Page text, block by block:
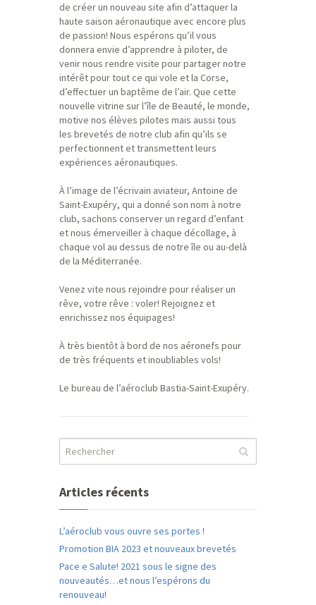
de créer un nouveau site afin d’attaquer la
haute saison aéronautique avec encore plus
de passion! Nous espérons qu’il vous
donnera envie d’apprendre à piloter, de
venir nous rendre visite pour partager notre
intérêt pour tout ce qui vole et la Corse,
d’effectuer un baptême de l’air. Que cette
nouvelle vitrine sur l’île de Beauté, le monde,
motive nos élèves pilotes mais aussi tous
les brevetés de notre club afin qu’ils se
perfectionnent et transmettent leurs
expériences aéronautiques.
À l’image de l’écrivain aviateur, Antoine de
Saint-Exupéry, qui a donné son nom à notre
club, sachons conserver un regard d’enfant
et nous émerveiller à chaque décollage, à
chaque vol au dessus de notre île ou au-delà
de la Méditerranée.
Venez vite nous rejoindre pour réaliser un
rêve, votre rêve : voler! Rejoignez et
enrichissez nos équipages!
À très bientôt à bord de nos aéronefs pour
de très fréquents et inoubliables vols!
Le bureau de l’aéroclub Bastia-Saint-Exupéry.
Articles récents
L’aéroclub vous ouvre ses portes !
Promotion BIA 2023 et nouveaux brevetés
Pace e Salute! 2021 sous le signe des
nouveautés…et nous l’espérons du
renouveau!